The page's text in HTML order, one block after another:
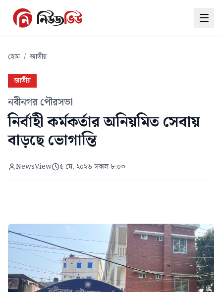
হোম / জাতীয়
জাতীয়
নবীনগর পৌরসভা
নির্বাহী কর্মকর্তার অনিয়মিত সেবায়
বাড়ছে ভোগান্তি
NewsView ৫ মে, ২০২৬ সকাল ৮:০৩